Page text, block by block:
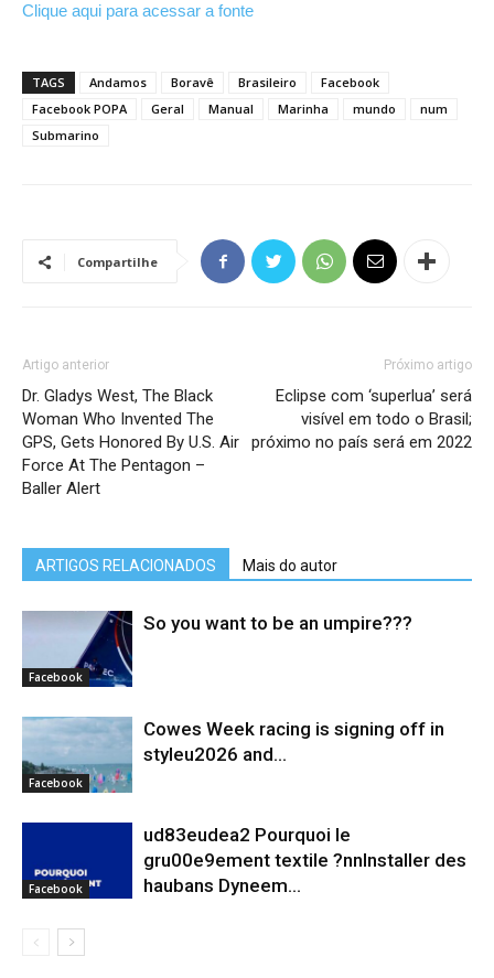
Clique aqui para acessar a fonte
TAGS Andamos Boravê Brasileiro
Facebook
Facebook POPA
Geral Manual Marinha mundo
num
Submarino
Compartilhe
Artigo anterior
Dr. Gladys West, The Black
Woman Who Invented The
GPS, Gets Honored By U.S. Air
Force At The Pentagon –
Baller Alert
Próximo artigo
Eclipse com ‘superlua’ será
visível em todo o Brasil;
próximo no país será em 2022
ARTIGOS RELACIONADOS Mais do autor
Facebook
So you want to be an umpire???
Facebook
Cowes Week racing is signing off in
styleu2026 and...
Facebook
ud83eudea2 Pourquoi le
gru00e9ement textile ?nnInstaller des
haubans Dyneem…